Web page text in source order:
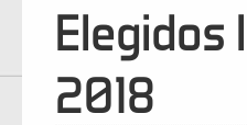
Elegidos
2018